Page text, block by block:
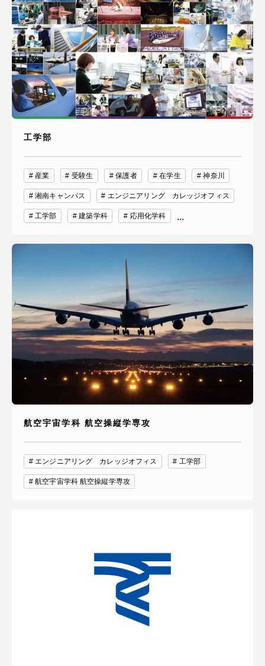
工学部
産業 受験生 保護者 在学生 神奈川
湘南キャンパス エンジニアリング カレッジオフィス
工学部 建築学科 応用化学科 ...
航空宇宙学科 航空操縦学専攻
エンジニアリング カレッジオフィス 工学部
航空宇宙学科 航空操縦学専攻